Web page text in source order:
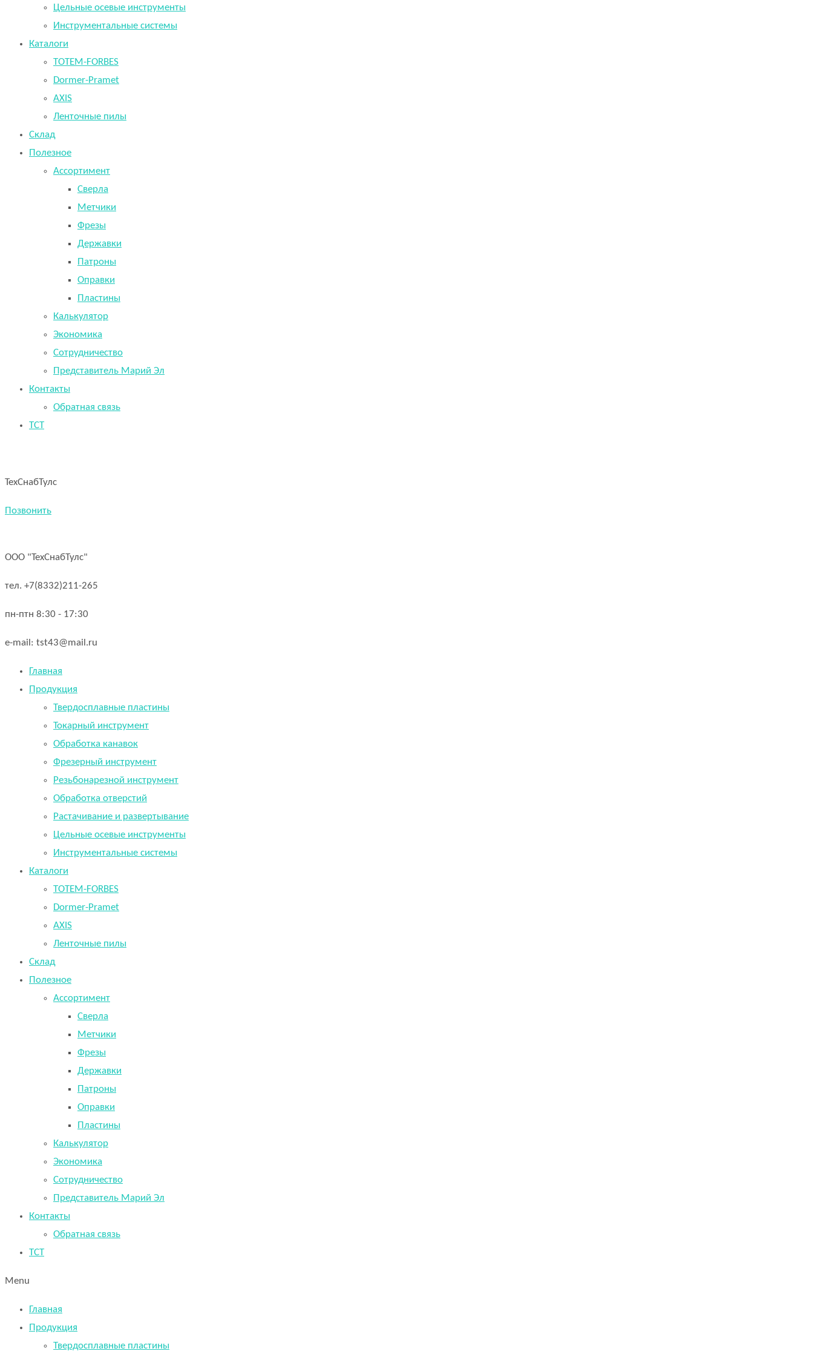
Цельные осевые инструменты
Инструментальные системы
Каталоги
TOTEM-FORBES
Dormer-Pramet
AXIS
Ленточные пилы
Склад
Полезное
Ассортимент
Сверла
Метчики
Фрезы
Державки
Патроны
Оправки
Пластины
Калькулятор
Экономика
Сотрудничество
Представитель Марий Эл
Контакты
Обратная связь
TCT
ТехСнабТулс
Позвонить
ООО "ТехСнабТулс"
тел. +7(8332)211-265
пн-птн 8:30 - 17:30
e-mail: tst43@mail.ru
Главная
Продукция
Твердосплавные пластины
Токарный инструмент
Обработка канавок
Фрезерный инструмент
Резьбонарезной инструмент
Обработка отверстий
Растачивание и развертывание
Цельные осевые инструменты
Инструментальные системы
Каталоги
TOTEM-FORBES
Dormer-Pramet
AXIS
Ленточные пилы
Склад
Полезное
Ассортимент
Сверла
Метчики
Фрезы
Державки
Патроны
Оправки
Пластины
Калькулятор
Экономика
Сотрудничество
Представитель Марий Эл
Контакты
Обратная связь
TCT
Menu
Главная
Продукция
Твердосплавные пластины